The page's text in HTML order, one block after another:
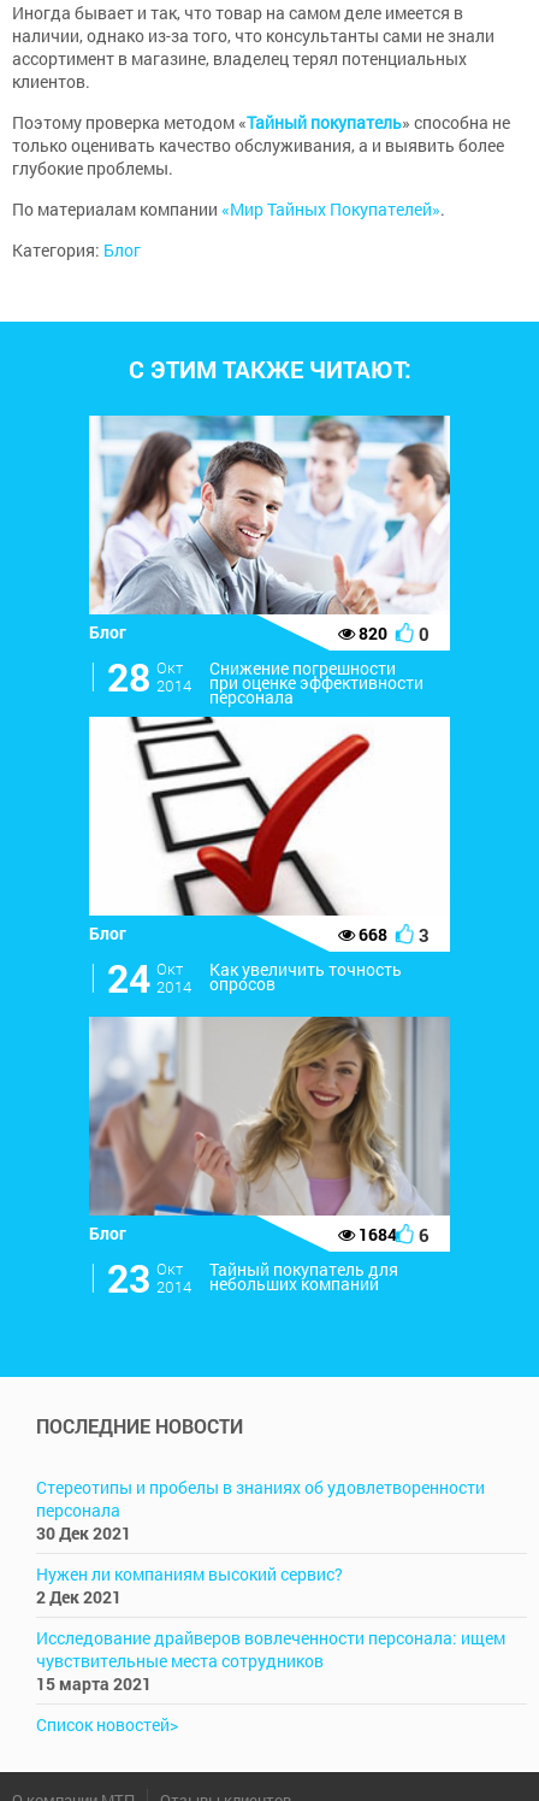
Иногда бывает и так, что товар на самом деле имеется в
наличии, однако из-за того, что консультанты сами не знали
ассортимент в магазине, владелец терял потенциальных
клиентов.
Поэтому проверка методом «Тайный покупатель» способна не
только оценивать качество обслуживания, а и выявить более
глубокие проблемы.
По материалам компании «Мир Тайных Покупателей».
Категория: Блог
С ЭТИМ ТАКЖЕ ЧИТАЮТ:
Блог 820 0
l 28 Окт
2014
Снижение погрешности
при оценке эффективности
персонала
Блог 668 3
l 24 Окт
2014
Как увеличить точность
опросов
Блог 1684 6
l 23 Окт
2014
Тайный покупатель для
небольших компаний
ПОСЛЕДНИЕ НОВОСТИ
Стереотипы и пробелы в знаниях об удовлетворенности
персонала
30 Дек 2021
Нужен ли компаниям высокий сервис?
2 Дек 2021
Исследование драйверов вовлеченности персонала: ищем
чувствительные места сотрудников
15 марта 2021
Список новостей>